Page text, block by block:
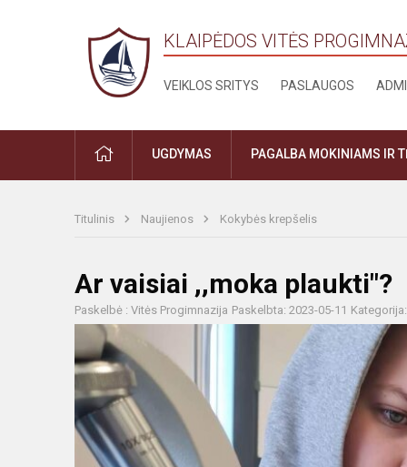
KLAIPĖDOS VITĖS
VEIKLOS SRITYS PASLAUGOS
PRADŽIAUGDYMAS PAGALBA MOKINIAMS IR
Titulinis Naujienos Kokybės krepšelis
Ar vaisiai ,,moka plaukti"?
Paskelbė : Vitės Progimnazija Paskelbta: 2023-05-11 Kategorija: